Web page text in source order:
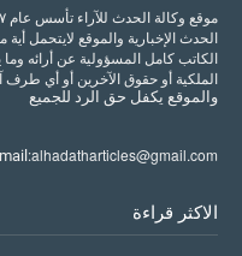
الحدث الإخبارية والموقع لايتحمل
الكاتب كامل المسؤولية عن أرائه
الملكية أو حقوق الآخرين أو أي طرف
والموقع يكفل حق الرد للجميع
alhadatharticles@gmail.com
الاكثر قراءة